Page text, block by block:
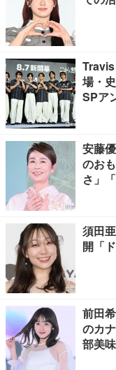
場・
SPア
安藤
のお
さ」
須田
開「
前田
のカ
部美